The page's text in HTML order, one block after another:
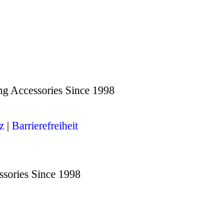
Accessories Since 1998
| Barrierefreiheit